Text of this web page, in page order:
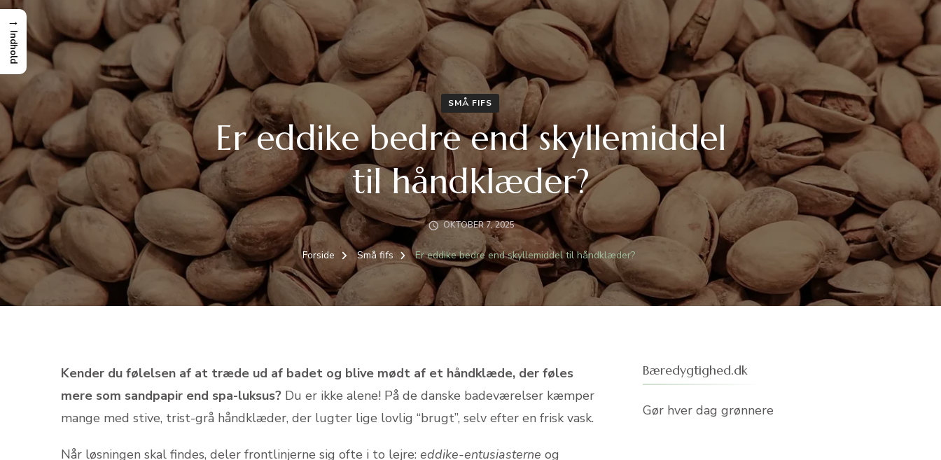
SMÅ FIFS
Er eddike bedre end skyllemiddel
til håndklæder?
OKTOBER 7, 2025
Forside Små fifs Er eddike bedre end skyllemiddel til håndklæder?
Kender du følelsen af at træde ud af badet og blive mødt af et håndklæde, der føles
mere som sandpapir end spa-luksus? Du er ikke alene! På de danske badeværelser kæmper
mange med stive, trist-grå håndklæder, der lugter lige lovlig “brugt”, selv efter en frisk vask.
Når løsningen skal findes, deler frontlinjerne sig ofte i to lejre: eddike-entusiasterne og
Bæredygtighed.dk
Gør hver dag grønnere
→
Indhold